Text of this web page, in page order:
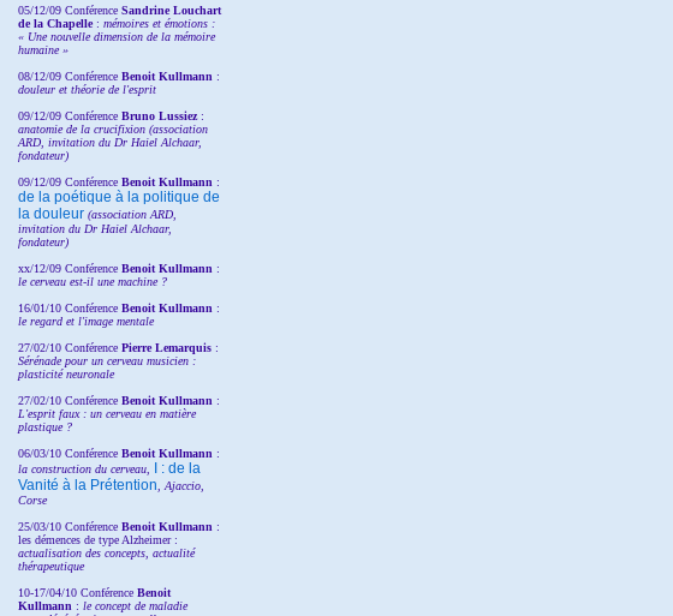
05/12/09 Conférence SandrineLouchart
de la Chapelle: mémoires et émotions :
« Une nouvelle dimension de la mémoire
humaine »
08/12/09 Conférence Benoit Kullmann :
douleur et théorie de l'esprit
09/12/09 Conférence Bruno Lussiez :
anatomie de la crucifixion (association
ARD, invitation du Dr Haiel Alchaar,
fondateur)
09/12/09 Conférence Benoit Kullmann :
de la poétique à la politique de
la douleur (association ARD,
invitation du Dr Haiel Alchaar,
fondateur)
xx/12/09 Conférence Benoit Kullmann :
le cerveau est-il une machine ?
16/01/10 Conférence Benoit Kullmann :
le regard et l'image mentale
27/02/10 Conférence Pierre Lemarquis :
Sérénade pour un cerveau musicien :
plasticité neuronale
27/02/10 Conférence Benoit Kullmann :
L'esprit faux : un cerveau en matière
plastique ?
06/03/10 Conférence Benoit Kullmann :
la construction du cerveau,
I : de la
Vanité à la Prétention , Ajaccio,
Corse
25/03/10 Conférence Benoit Kullmann :
les démences de type Alzheimer :
actualisation des concepts, actualité
thérapeutique
10-17/04/10 Conférence Benoit
Kullmann : le concept de maladie